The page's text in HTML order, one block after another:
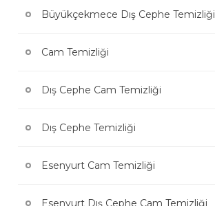
Büyükçekmece Dış Cephe Temizliği
Cam Temizliği
Dış Cephe Cam Temizliği
Dış Cephe Temizliği
Esenyurt Cam Temizliği
Esenyurt Dış Cephe Cam Temizliği